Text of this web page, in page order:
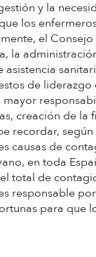
y la
los
el
la
de
creación de
recordar,
causas de
en toda
total de
responsable
para que